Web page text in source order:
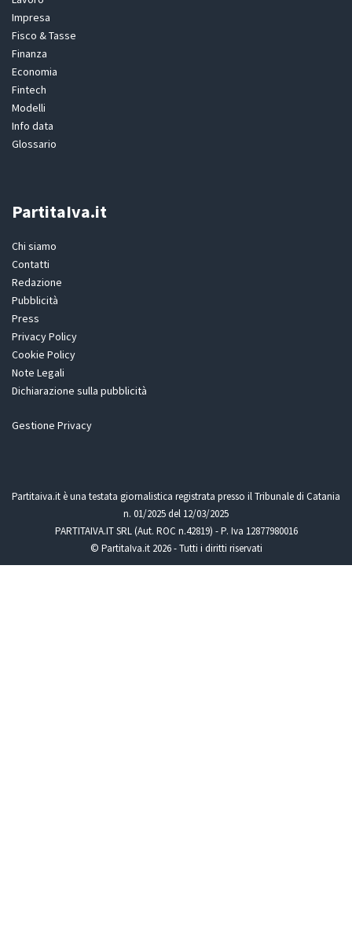
Impresa
Fisco & Tasse
Finanza
Economia
Fintech
Modelli
Info data
Glossario
PartitaIva.it
Chi siamo
Contatti
Redazione
Pubblicità
Press
Privacy Policy
Cookie Policy
Note Legali
Dichiarazione sulla pubblicità
Gestione Privacy
Partitaiva.it è una testata giornalistica registrata presso il Tribunale di Catania
n. 01/2025 del 12/03/2025
PARTITAIVA.IT SRL (Aut. ROC n.42819) - P. Iva 12877980016
© PartitaIva.it 2026 - Tutti i diritti riservati